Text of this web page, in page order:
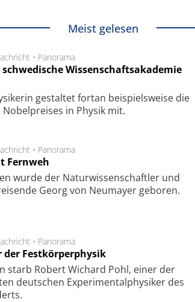
Meist gelesen
• Panorama
schwedische Wissenschaftsakademie
ge­stal­tet fort­an bei­spiels­wei­se die
Nobel­prei­ses in Phy­sik mit.
• Panorama
Fernweh
wurde der Naturwissenschaftler und
Georg von Neumayer geboren.
• Panorama
der Festkörperphysik
starb Robert Wichard Pohl, einer der
deutschen Experimentalphysiker des